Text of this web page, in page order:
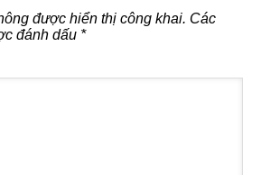
được hiển thị công khai. Các
đánh dấu *